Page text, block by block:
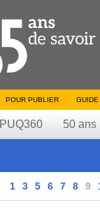
POUR PUBLIER GUIDE
PUQ360 50 ans
1 3 5 6 7 8 9